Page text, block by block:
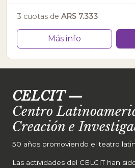
3 cuotas de ARS 7.333
Más info
CELCIT—
Centro
Creación e
50 años promoviendo el teatro
Las actividades del CELCIT han